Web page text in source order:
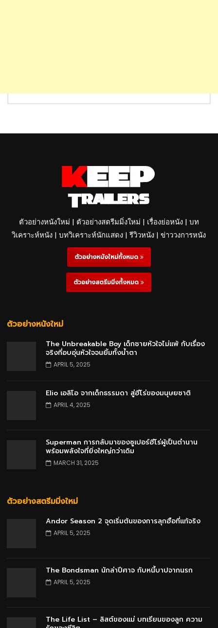
ตัวอย่างหนังใหม่ | ตัวอย่างสตรีมมิ่งใหม่ | เรื่องย่อหนัง | บท
วิเคราะห์หนัง | บทวิเคราะห์นักแสดง | รีวิวหนัง | ข่าววงการหนัง
ตัวอย่างหนังใหม่ทั้งหมด
ตัวอย่างสตรีมมิ่งทั้งหมด
ตัวอย่างหนังใหม่
The Unbreakable Boy เด็กชายหัวใจไม่แพ้ กับเรื่อง
จริงที่อบอุ่นหัวใจจนยิ้มทั้งน้ำตา
APRIL 5, 2025
Elio เอลิโอ จากเด็กธรรมดา สู่ฮีโร่ของมนุษยชาติ
APRIL 4, 2025
Superman การกลับมาของซูเปอร์ฮีโร่ผู้เป็นตำนาน
พร้อมพลังใจที่ยิ่งใหญ่กว่าเดิม
MARCH 31, 2025
ตัวอย่างสตรีมมิ่งใหม่
Andor Season 2 จุดเริ่มต้นของการลุกฮือที่แท้จริง
APRIL 5, 2025
The Bondsman นักล่าปีศาจ กับหนี้บาปจากนรก
APRIL 5, 2025
The Life List – ลิสต์ของแม่ บทเรียนของลูก ความ